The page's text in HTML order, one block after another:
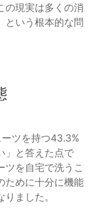
の現実は多くの消
という根本的な問
ツを持つ43.3%
」と答えた点で
ツを自宅で洗うこ
ために十分に機能
ました。